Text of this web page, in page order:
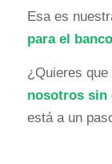
Esa es
para el banco
¿Quieres
nosotros sin
está a un